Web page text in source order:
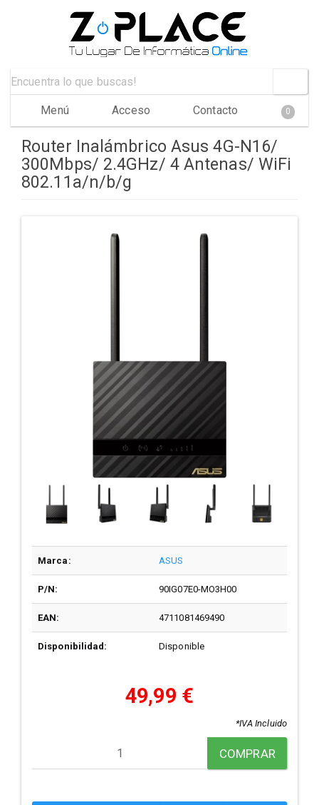
Menú Acceso Contacto 0
Router Inalámbrico Asus 4G-N16/
300Mbps/ 2.4GHz/ 4 Antenas/ WiFi
802.11a/n/b/g
Marca: ASUS
P/N: 90IG07E0-MO3H00
EAN: 4711081469490
Disponibilidad: Disponible
49,99 €
*IVA Incluido
COMPRAR